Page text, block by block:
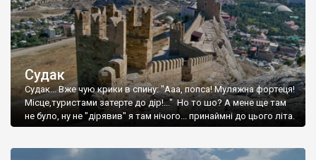
Судак
Судак... Вже чую крики в спину: "Ааа, попса! Муляжна фортеця!
Місце,туристами затерте до дір!..." Но то шо? А мене ще там
не було, ну не "дірявив" я там нічого... принаймні до цього літа.